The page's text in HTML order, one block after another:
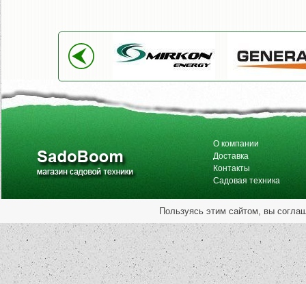
О компании
Доставка
Контакты
Садовая техника
Пользуясь этим сайтом, вы